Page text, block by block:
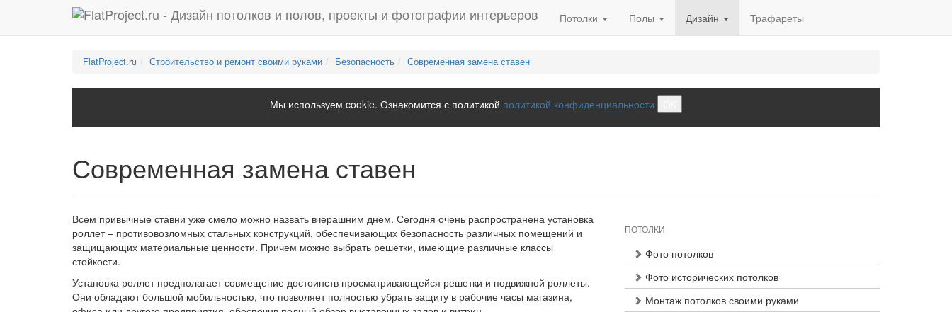
Потолки Полы Дизайн Трафареты
FlatProject.ru Строительство и ремонт своими руками Безопасность Современная замена ставен
Мы используем cookie. Ознакомится с политикой политикой конфиденциальности
Современная замена ставен
Всем привычные ставни уже смело можно назвать вчерашним днем. Сегодня очень распространена установка
роллет – противовозломных стальных конструкций, обеспечивающих безопасность различных помещений и
защищающих материальные ценности. Причем можно выбрать решетки, имеющие различные классы
стойкости.
Установка роллет предполагает совмещение достоинств просматривающейся решетки и подвижной роллеты.
Они обладают большой мобильностью, что позволяет полностью убрать защиту в рабочие часы магазина,
ПОТОЛКИ
Фото потолков
Фото исторических потолков
Монтаж потолков своими руками